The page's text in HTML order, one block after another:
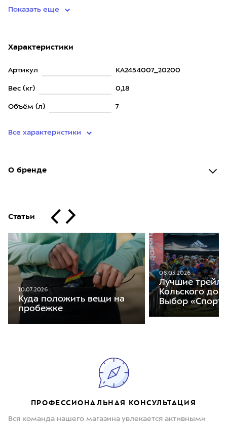
Показать еще
Характеристики
Артикул KA2454007_20200
Вес (кг) 0,18
Объём (л) 7
Все характеристики
О бренде
Статьи
10.07.2026
Куда положить вещи на
пробежке
06.03.2026
Лучшие
Кольского до
Выбор
ПРОФЕССИОНАЛЬНАЯ КОНСУЛЬТАЦИЯ
Вся команда нашего магазина увлекается активными